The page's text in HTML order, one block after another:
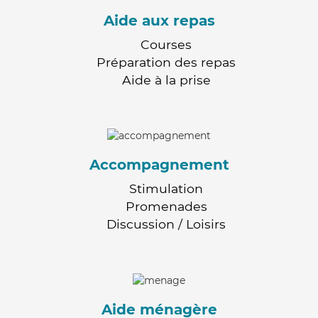
Aide aux repas
Courses
Préparation des repas
Aide à la prise
Accompagnement
Stimulation
Promenades
Discussion / Loisirs
Aide ménagère